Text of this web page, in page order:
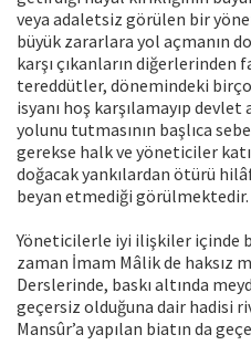
veya adaletsiz görülen bir
büyük zararlara yol açmanın
karşı çıkanların diğerlerinden
tereddütler, dönemindeki
isyanı hoş karşılamayıp
yolunu tutmasının başlıca
gerekse halk ve yöneticiler
doğacak yankılardan ötürü
beyan etmediği görülmektedir.
Yöneticilerle iyi ilişkiler içinde
zaman İmam Mâlik de haksız
Derslerinde, baskı altında
geçersiz olduğuna dair hadisi
Mansûr’a yapılan biatın da